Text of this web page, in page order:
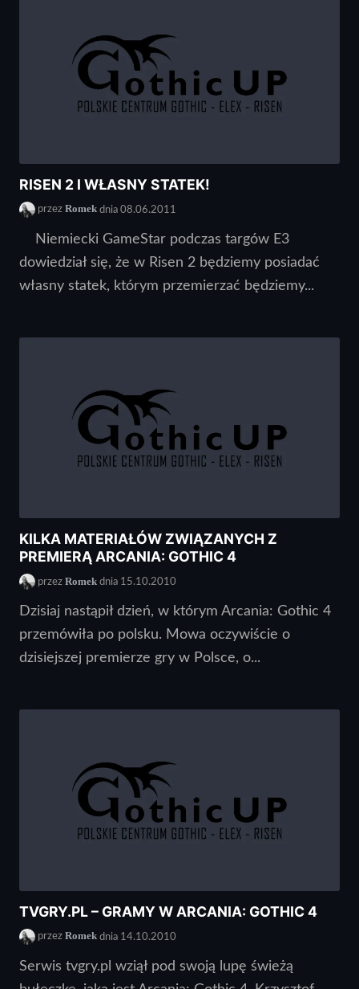
RISEN 2 I WŁASNY STATEK!
przez Romek dnia 08.06.2011
Niemiecki GameStar podczas targów E3
dowiedział się, że w Risen 2 będziemy posiadać
własny statek, którym przemierzać będziemy...
KILKA MATERIAŁÓW ZWIĄZANYCH Z
PREMIERĄ ARCANIA: GOTHIC 4
przez Romek dnia 15.10.2010
Dzisiaj nastąpił dzień, w którym Arcania: Gothic 4
przemówiła po polsku. Mowa oczywiście o
dzisiejszej premierze gry w Polsce, o...
TVGRY.PL – GRAMY W ARCANIA: GOTHIC 4
przez Romek dnia 14.10.2010
Serwis tvgry.pl wziął pod swoją lupę świeżą